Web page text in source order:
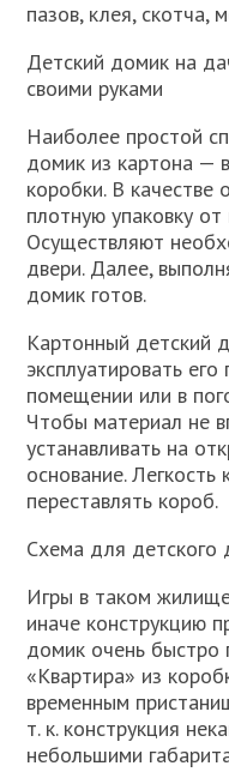
пазов, клея, скотча,
Детский домик на
своими руками
Наиболее простой
домик из картона —
коробки. В качестве
плотную упаковку
Осуществляют
двери. Далее,
домик готов.
Картонный детский
эксплуатировать
помещении или в
Чтобы материал не
устанавливать на
основание.
переставлять короб.
Схема для детского
Игры в таком
иначе конструкцию
домик очень быстро
«Квартира» из
временным
т. к. конструкция
небольшими